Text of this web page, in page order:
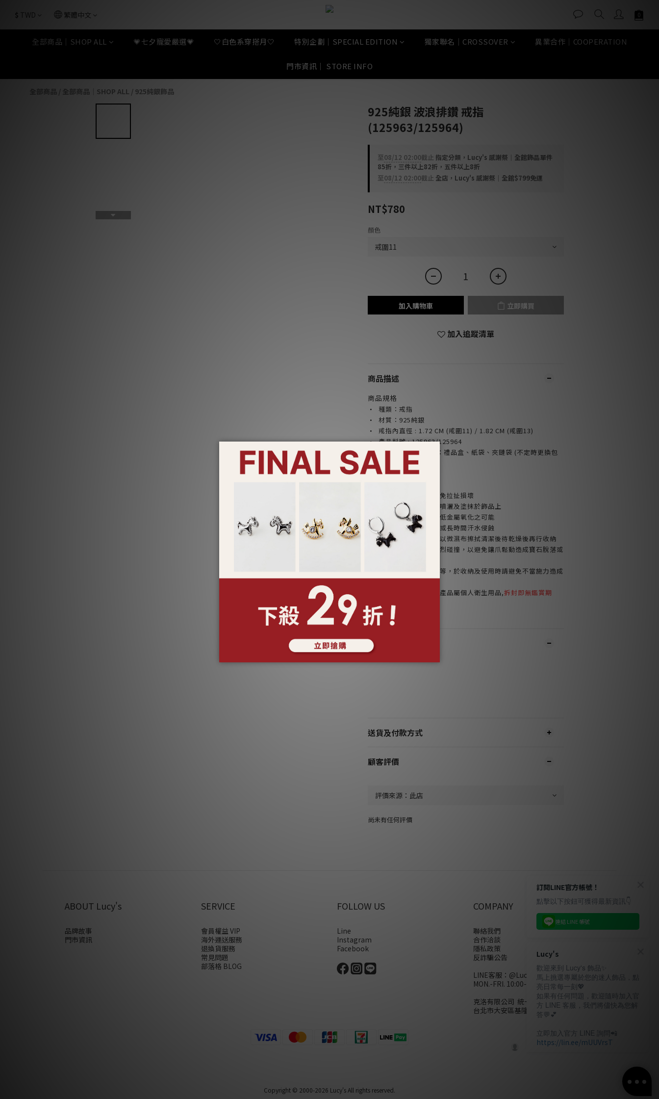
$ TWD 繁體中文
全部商品｜SHOP ALL 💗七夕寵愛嚴選💗 🤍白色系穿搭月🤍 特別企劃｜SPECIAL EDITION 獨家聯名｜CROSSOVER 異業合作｜COOPERATION
門市資訊｜ STORE INFO
全部商品 / 全部商品｜SHOP ALL / 925純銀飾品
925純銀 波浪排鑽 戒指
(125963/125964)
至08/12 02:00截止 指定分類，Lucy's 感謝祭｜全館飾品單件
85折，三件以上82折，五件以上8折
至08/12 02:00截止 全店，Lucy's 感謝祭｜全館$799免運
NT$780
顏色
加入購物車 立即購買
加入追蹤清單
商品描述
商品規格
· 種類：戒指
· 材質：925純銀
·
戒指內直徑 : 1.72 CM (戒圍11) / 1.82 CM (戒圍13)
· 產品料號 : 125963/125964
· Lucy's 精美包裝組：禮品盒、紙袋、夾鏈袋 (不定時更換包
裝設計)
*請勿配戴飾品入睡，避免拉扯損壞
*請勿將香水或化學物品噴灑及塗抹於飾品上
*請乾燥密封收納，以減低金屬氧化之可能
*合金材質請務必免肥皂或長時間汗水侵蝕
*飾品遭遇汗水氣時，請以微濕布擦拭清潔後待乾燥後再行收納
*鑲工寶石類產請避免激烈碰撞，以避免鑲爪鬆動造成寶石脫落或
*特殊製程之鍊身如蛇鍊等，於收納及使用時請避免不當施力造成
無法復原之折損
*依照消保法，針式耳環產品屬個人衛生用品,拆封即無鑑賞期
了解更多
送貨及付款方式
顧客評價
尚未有任何評價
ABOUT Lucy's
品牌故事
門市資訊
SERVICE
會員權益 VIP
海外運送服務
退換貨服務
常見問題
部落格 BLOG
FOLLOW US
Line
Instagram
Facebook
COMPANY
聯絡我們
合作洽談
隱私政策
反詐騙公告
LINE客服： @Lucys
MON.-FRI. 10:00-18:00(不含例假日)
克洛有限公司 統一編號28858320
台北市大安區基隆路二段110號10樓
Copyright © 2000-2026 Lucy's All rights reserved.
訂閱LINE官方帳號！
點擊以下按鈕可獲得最新資訊👇
連結 LINE 帳號
Lucy's
歡迎來到 Lucy's 飾品✨
馬上挑選專屬於您的迷人飾品，點
亮日常每一刻💖
如果有任何問題，歡迎隨時加入官
方 LINE 客服，我們將儘快為您解
答💬💕
立即加入官方 LINE 詢問📲
https://lin.ee/mUUVrsT